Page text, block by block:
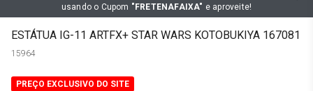
usando o Cupom "FRETENAFAIXA" e aproveite!
ESTÁTUA IG-11 ARTFX+ STAR WARS KOTOBUKIYA 167081
15964
PREÇO EXCLUSIVO DO SITE